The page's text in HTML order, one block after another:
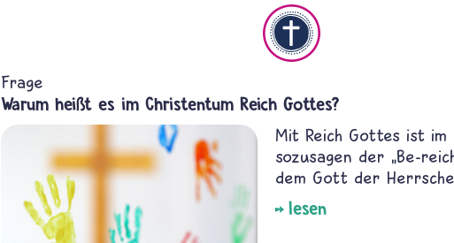
Frage
Warum heißt es im Christentum Reich Gottes?
Mit Reich Gottes ist im
sozusagen der „Be-
dem Gott der
lesen